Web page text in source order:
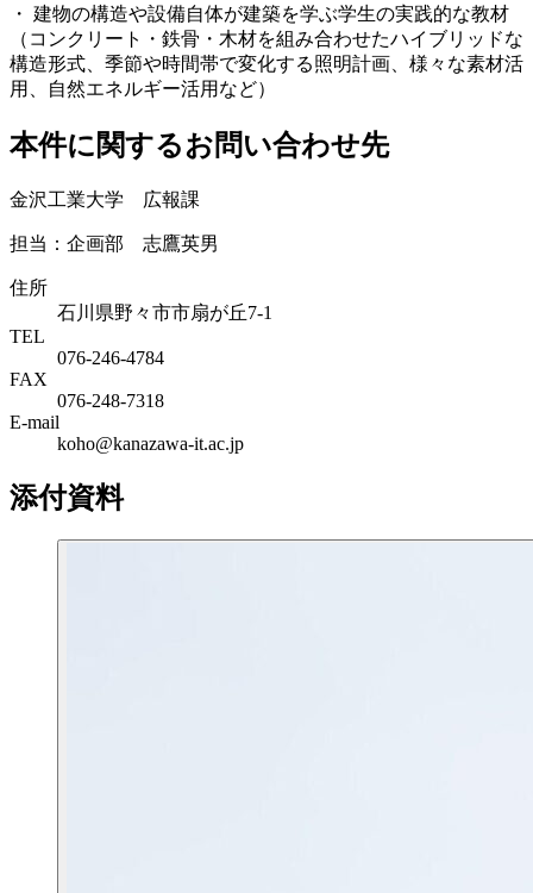
・ 建物の構造や設備自体が建築を学ぶ学生の実践的な教材
（コンクリート・鉄骨・木材を組み合わせたハイブリッドな
構造形式、季節や時間帯で変化する照明計画、様々な素材活
用、自然エネルギー活用など）
本件に関するお問い合わせ先
金沢工業大学 広報課
担当：企画部 志鷹英男
住所
石川県野々市市扇が丘7-1
TEL
076-246-4784
FAX
076-248-7318
E-mail
koho@kanazawa-it.ac.jp
添付資料